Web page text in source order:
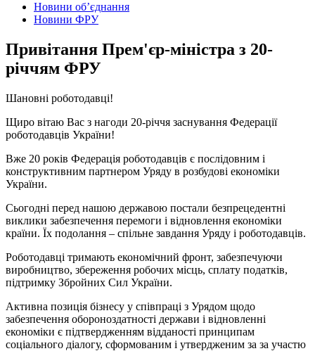
Новини об’єднання
Новини ФРУ
Привітання Прем'єр-міністра з 20-
річчям ФРУ
Шановні роботодавці!
Щиро вітаю Вас з нагоди 20-річчя заснування Федерації
роботодавців України!
Вже 20 років Федерація роботодавців є послідовним і
конструктивним партнером Уряду в розбудові економіки
України.
Сьогодні перед нашою державою постали безпрецедентні
виклики забезпечення перемоги і відновлення економіки
країни. Їх подолання – спільне завдання Уряду і роботодавців.
Роботодавці тримають економічний фронт, забезпечуючи
виробництво, збереження робочих місць, сплату податків,
підтримку Збройних Сил України.
Активна позиція бізнесу у співпраці з Урядом щодо
забезпечення обороноздатності держави і відновленні
економіки є підтвердженням відданості принципам
соціального діалогу, сформованим і утвердженим за за участю